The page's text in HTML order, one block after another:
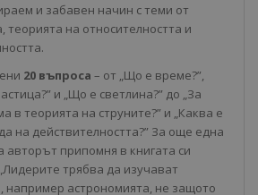
и забавен начин с теми от
теорията на относителността и
20 въпроса – от „Що е време?”,
и „Що е светлина?” до „За
в теорията на струните?” и „Каква е
на действителността?” За още една
авторът припомня в книгата си
трябва да изучават
например астрономията, не защото